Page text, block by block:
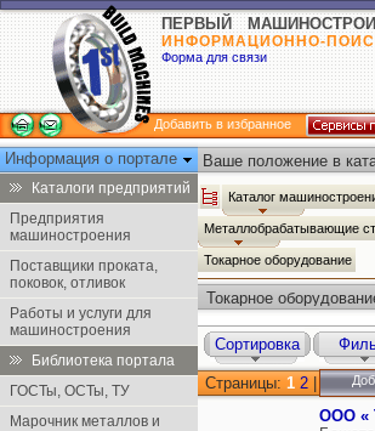
ПЕРВЫЙ
ИНФОРМАЦИОННО-
Форма для связи
Добавить в избранное
Информация о портале
Каталоги предприятий
Предприятия
машиностроения
Поставщики проката,
поковок, отливок
Работы и услуги для
машиностроения
Библиотека портала
ГОСТы, ОСТы, ТУ
Марочник металлов и
Ваше положение в
Каталог
Металлобрабатывающие
Токарное оборудование
Токарное
Сортировка
Страницы: 1 2
ООО «